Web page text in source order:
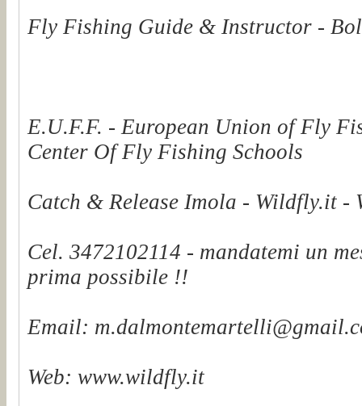
Fly Fishing Guide & Instructor -
E.U.F.F. - European Union of Fly
Center Of Fly Fishing Schools
Catch & Release Imola - Wildfly.it
Cel. 3472102114 - mandatemi un
prima possibile !!
Email:
Web: www.wildfly.it